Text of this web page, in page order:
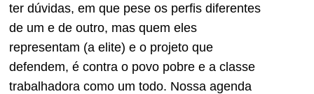
ter dúvidas, em que pese os perfis diferentes
de um e de outro, mas quem eles
representam (a elite) e o projeto que
defendem, é contra o povo pobre e a classe
trabalhadora como um todo. Nossa agenda